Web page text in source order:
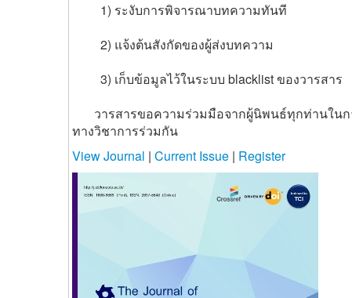
1) ระงับการพิจารณาบทความทันที
2) แจ้งต้นสังกัดของผู้ส่งบทความ
3) เก็บข้อมูลไว้ในระบบ blacklist ของวารสาร
วารสารขอความร่วมมือจากผู้นิพนธ์ทุกท่านในก
ทางวิชาการร่วมกัน
View Journal | Current Issue | Register